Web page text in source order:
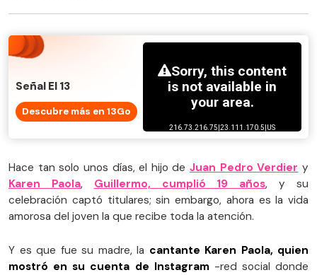
Señal El 13
Descubre más en 13Go
Hace tan solo unos días, el hijo deJuan Pedro Verdier y
Karen Paola, Guillermo, cumplió 19 años, y su
celebración captó titulares; sin embargo, ahora es la vida
amorosa del joven la que recibe toda la atención.
Y es que fue su madre, la cantante Karen Paola, quien
mostró en su cuenta de Instagram-red social donde